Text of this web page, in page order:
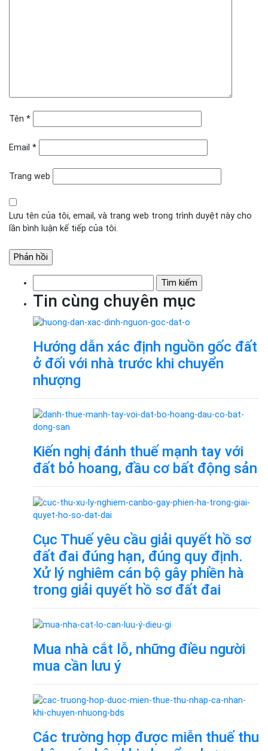
Tên *
Email *
Trang web
Lưu tên của tôi, email, và trang web trong trình duyệt này cho
lần bình luận kế tiếp của tôi.
kiếm
cho:
Tin cùng chuyên mục
Hướng dẫn xác định nguồn gốc đất
ở đối với nhà trước khi chuyển
nhượng
Kiến nghị đánh thuế mạnh tay với
đất bỏ hoang, đầu cơ bất động sản
Cục Thuế yêu cầu giải quyết hồ sơ
đất đai đúng hạn, đúng quy định.
Xử lý nghiêm cán bộ gây phiền hà
trong giải quyết hồ sơ đất đai
Mua nhà cắt lỗ, những điều người
mua cần lưu ý
Các trường hợp được miễn thuế thu